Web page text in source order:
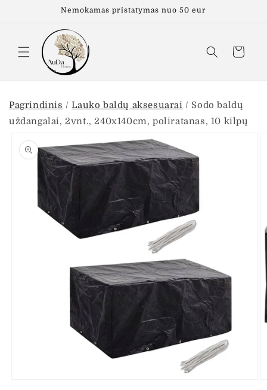
Nemokamas pristatymas nuo 50 eur
Krepšelis
Pagrindinis /Lauko baldų aksesuarai / Sodo baldų
uždangalai, 2vnt., 240x140cm, poliratanas, 10 kilpų
informacijos
apie gaminį